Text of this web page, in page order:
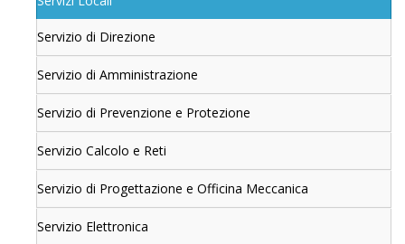
Servizio di Direzione
Servizio di Amministrazione
Servizio di Prevenzione e Protezione
Servizio Calcolo e Reti
Servizio di Progettazione e Officina Meccanica
Servizio Elettronica